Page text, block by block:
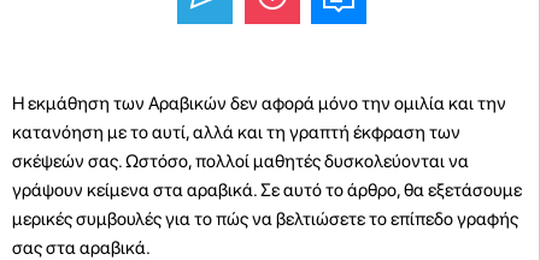
Η εκμάθηση των Αραβικών δεν αφορά μόνο την ομιλία και την
κατανόηση με το αυτί, αλλά και τη γραπτή έκφραση των
σκέψεών σας. Ωστόσο, πολλοί μαθητές δυσκολεύονται να
γράψουν κείμενα στα αραβικά. Σε αυτό το άρθρο, θα εξετάσουμε
μερικές συμβουλές για το πώς να βελτιώσετε το επίπεδο γραφής
σας στα αραβικά.